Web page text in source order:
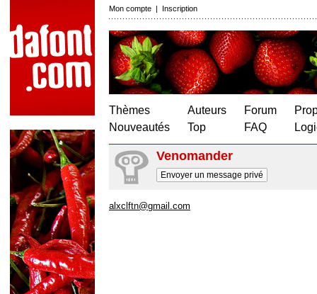
Mon compte | Inscription
Thèmes
Nouveautés
Auteurs
Top
Forum
FAQ
Venomander
Envoyer un message privé
alxclftn@gmail.com